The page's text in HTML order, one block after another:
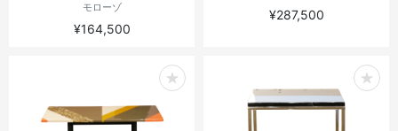
モローゾ
¥164,500
¥287,500